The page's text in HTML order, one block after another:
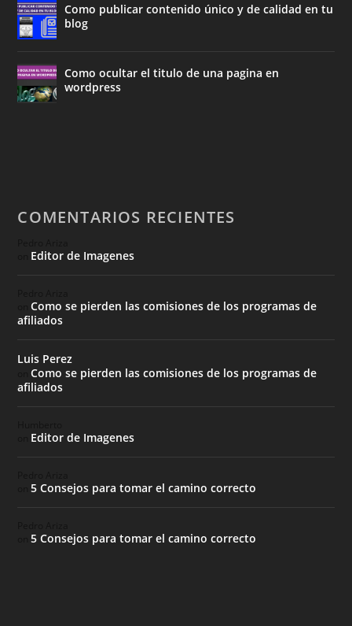
Como publicar contenido único y de calidad en tu
blog
Como ocultar el titulo de una pagina en
wordpress
COMENTARIOS RECIENTES
Editor de Imagenes
onComo se pierden las comisiones de los programas de
afiliados
Luis Perez
onComo se pierden las comisiones de los programas de
afiliados
Editor de Imagenes
on5 Consejos para tomar el camino correcto
on5 Consejos para tomar el camino correcto